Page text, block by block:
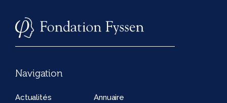
Navigation
Actualités
Annuaire